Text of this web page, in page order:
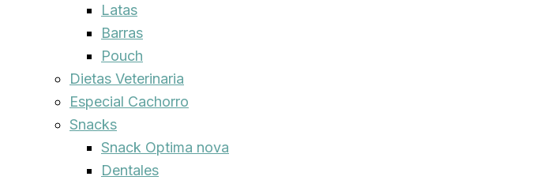
Latas
Barras
Pouch
Dietas Veterinaria
Especial Cachorro
Snacks
Snack Optima nova
Dentales